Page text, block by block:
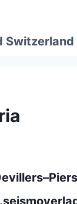
Switzerland